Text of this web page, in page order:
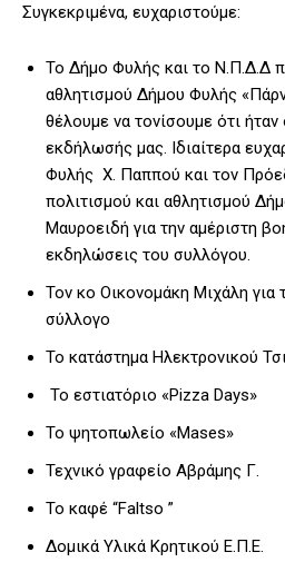
Συγκεκριμένα, ευχαριστούμε:
Το Δήμο Φυλής και το Ν.Π.Δ.Δ
αθλητισμού Δήμου Φυλής
θέλουμε να τονίσουμε ότι
εκδήλωσής μας. Ιδιαίτερα
Φυλής Χ. Παππού και τον
πολιτισμού και αθλητισμού
Μαυροειδή για την αμέριστη
εκδηλώσεις του συλλόγου.
Τον κο Οικονομάκη Μιχάλη
σύλλογο
Το κατάστημα Ηλεκτρονικού
Το εστιατόριο «Pizza Days»
Το ψητοπωλείο «Mases»
Τεχνικό γραφείο Αβράμης Γ.
Το καφέ “Faltso ”
Δομικά Υλικά Κρητικού Ε.Π.Ε.